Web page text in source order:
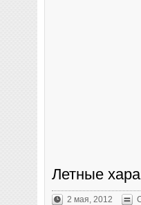
Летные
2 мая, 2012